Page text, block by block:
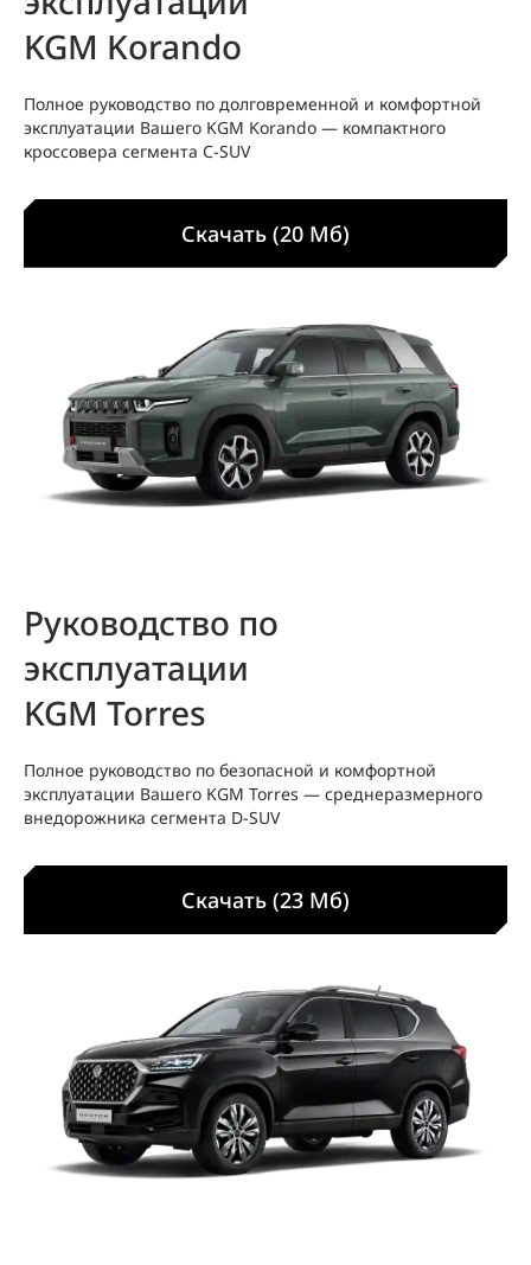
KGM Korando
Полное руководство по долговременной и комфортной
эксплуатации Вашего KGM Korando — компактного
кроссовера сегмента C‑SUV
Скачать (20 Мб)
Руководство по
эксплуатации
KGM Torres
Полное руководство по безопасной и комфортной
эксплуатации Вашего KGM Torres — среднеразмерного
внедорожника сегмента D‑SUV
Скачать (23 Мб)